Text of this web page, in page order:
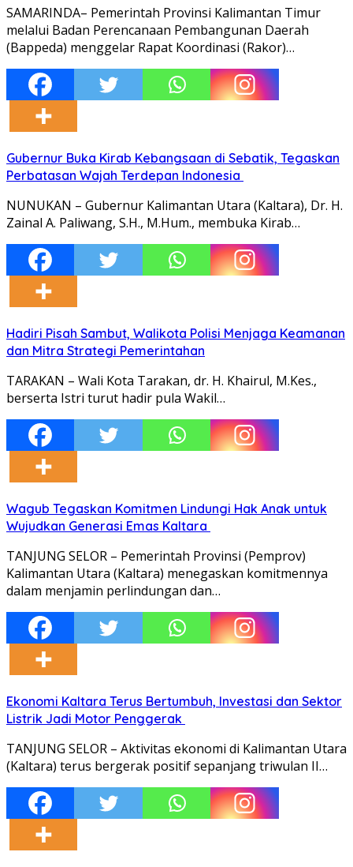
SAMARINDA– Pemerintah Provinsi Kalimantan Timur
melalui Badan Perencanaan Pembangunan Daerah
(Bappeda) menggelar Rapat Koordinasi (Rakor)…
Gubernur Buka Kirab Kebangsaan di Sebatik, Tegaskan
Perbatasan Wajah Terdepan Indonesia
NUNUKAN – Gubernur Kalimantan Utara (Kaltara), Dr. H.
Zainal A. Paliwang, S.H., M.Hum., membuka Kirab…
Hadiri Pisah Sambut, Walikota Polisi Menjaga Keamanan
dan Mitra Strategi Pemerintahan
TARAKAN – Wali Kota Tarakan, dr. H. Khairul, M.Kes.,
berserta Istri turut hadir pula Wakil…
Wagub Tegaskan Komitmen Lindungi Hak Anak untuk
Wujudkan Generasi Emas Kaltara
TANJUNG SELOR – Pemerintah Provinsi (Pemprov)
Kalimantan Utara (Kaltara) menegaskan komitmennya
dalam menjamin perlindungan dan…
Ekonomi Kaltara Terus Bertumbuh, Investasi dan Sektor
Listrik Jadi Motor Penggerak
TANJUNG SELOR – Aktivitas ekonomi di Kalimantan Utara
(Kaltara) terus bergerak positif sepanjang triwulan II…